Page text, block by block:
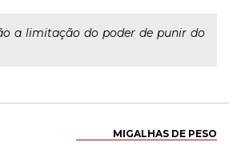
a limitação do poder de punir do
MIGALHAS DE PESO